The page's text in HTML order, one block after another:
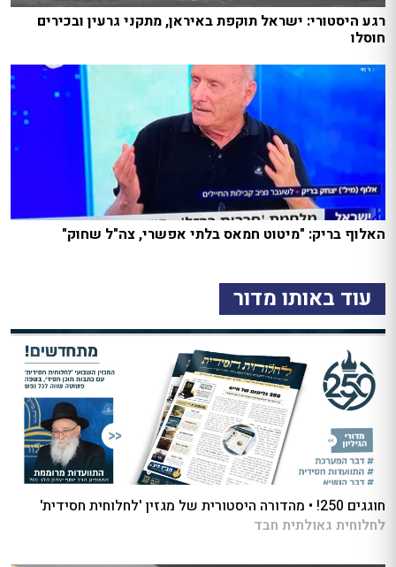
רגע היסטורי: ישראל תוקפת באיראן, מתקני גרעין ובכירים
חוסלו
האלוף בריק: "מיטוט חמאס בלתי אפשרי, צה"ל שחוק"
עוד באותו מדור
חוגגים 250! • מהדורה היסטורית של מגזין 'לחלוחית חסידית'
לחלוחית גאולתית חבד